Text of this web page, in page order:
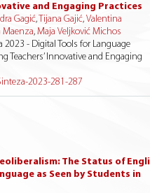
and Engaging Practices
Gagić, Tijana Gajić, Valentina
Maenza, Maja Veljković Michos
2023 - Digital Tools for Language
Teachers’ Innovative and Engaging
2023-281-287
The Status of
as Seen by Students in